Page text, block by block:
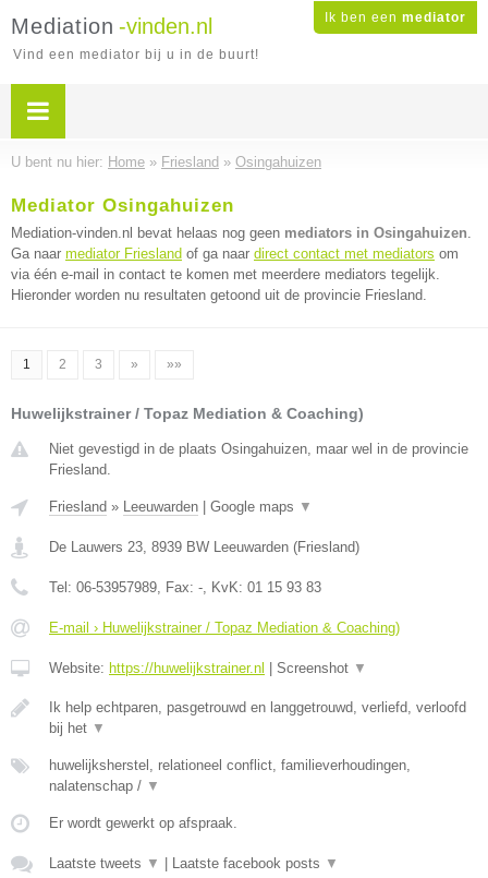
Ik ben een mediator
Mediation -vinden.nl
Vind een mediator bij u in de buurt!
U bent nu hier: Home » Friesland » Osingahuizen
Mediator Osingahuizen
Mediation-vinden.nl bevat helaas nog geen mediators in Osingahuizen.
Ga naar mediator Friesland of ga naar direct contact met mediators om
via één e-mail in contact te komen met meerdere mediators tegelijk.
Hieronder worden nu resultaten getoond uit de provincie Friesland.
1 2 3 » »»
Huwelijkstrainer / Topaz Mediation & Coaching)
Niet gevestigd in de plaats Osingahuizen, maar wel in de provincie
Friesland.
Friesland » Leeuwarden Google maps ▼
De Lauwers 23, 8939 BW Leeuwarden (Friesland)
Tel: 06-53957989, Fax: -, KvK: 01 15 93 83
E-mail › Huwelijkstrainer / Topaz Mediation & Coaching)
Website: https://huwelijkstrainer.nl Screenshot ▼
Ik help echtparen, pasgetrouwd en langgetrouwd, verliefd, verloofd
bij het ▼
huwelijksherstel, relationeel conflict, familieverhoudingen,
nalatenschap / ▼
Er wordt gewerkt op afspraak.
Laatste tweets ▼ Laatste facebook posts ▼